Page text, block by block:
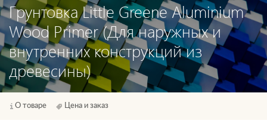
Грунтовка Little Greene Aluminium
Wood Primer (Для наружных и
внутренних конструкций из
древесины)
О товаре Цена и заказ